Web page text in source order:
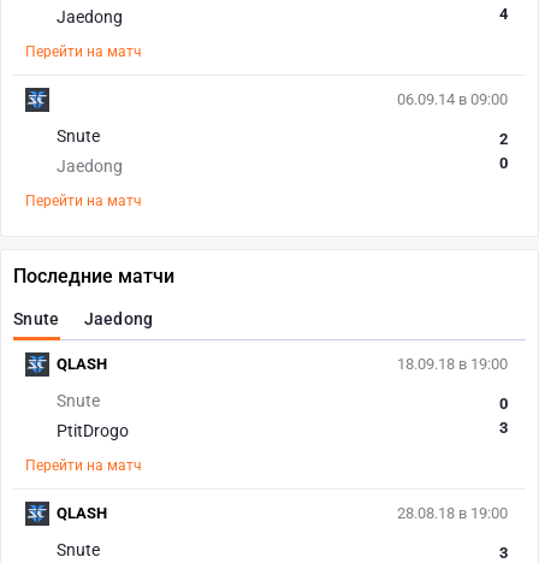
Jaedong
4
Перейти на матч
06.09.14 в 09:00
Snute
Jaedong
2
0
Перейти на матч
Последние матчи
Snute Jaedong
18.09.18 в 19:00
Snute
PtitDrogo
0
3
Перейти на матч
QLASH
28.08.18 в 19:00
Snute
3
QLASH